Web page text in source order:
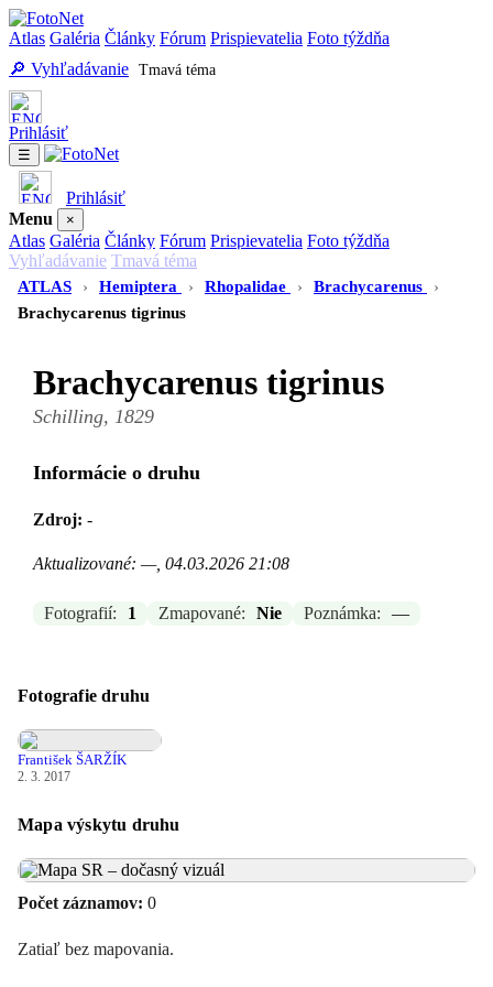
Atlas Galéria Články Fórum Prispievatelia Foto týždňa
🔎 Vyhľadávanie Tmavá téma
Prihlásiť
☰
Prihlásiť
Menu
×
Atlas Galéria Články Fórum Prispievatelia Foto týždňa
Vyhľadávanie Tmavá téma
ATLAS
› Hemiptera › Rhopalidae › Brachycarenus
›
Brachycarenus tigrinus
Brachycarenus tigrinus
Schilling, 1829
Informácie o druhu
Zdroj: -
Aktualizované: —, 04.03.2026 21:08
Fotografií: 1 Zmapované: Nie Poznámka: —
Fotografie druhu
František ŠARŽÍK
2. 3. 2017
Mapa výskytu druhu
Počet záznamov: 0
Zatiaľ bez mapovania.